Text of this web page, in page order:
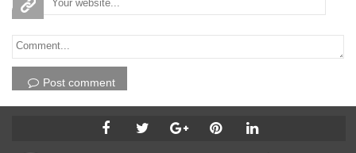
Post comment